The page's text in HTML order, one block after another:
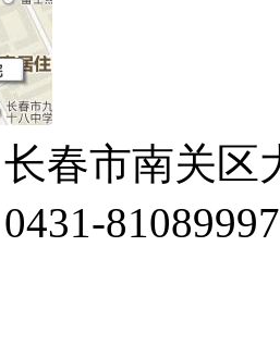
春市南关区
81089997